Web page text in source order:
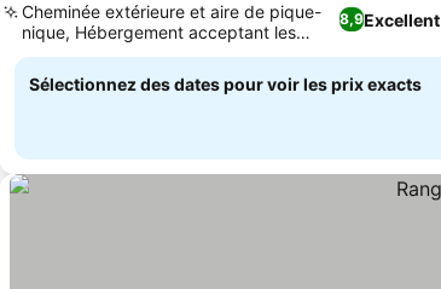
8,9Excellent
Cheminée extérieure et aire de pique-
nique, Hébergement acceptant les
animaux
Sélectionnez des dates pour voir les prix exacts